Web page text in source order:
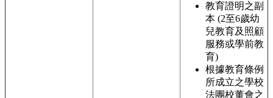
教育證明之副
本 (2至6歲幼
兒教育及照顧
服務或學前教
育)
根據教育條例
所成立之學校
法團校董會之